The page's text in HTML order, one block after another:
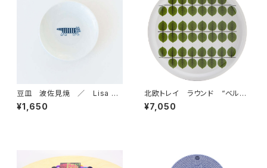
豆皿 波佐見焼 ／ Lisa La
rson リサ・ラーソン
¥1,650
北欧トレイ ラウンド “ベル
サ” / Stig Lindberg スティ
グ・リンドベリ
¥7,050